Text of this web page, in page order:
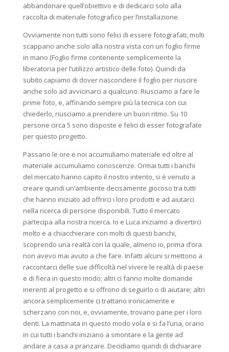
abbandonare quell’obiettivo e di dedicarci solo alla
raccolta di materiale fotografico per l’installazione.
Ovviamente non tutti sono felici di essere fotografati, molti
scappano anche solo alla nostra vista con un foglio firme
in mano (Foglio firme contenente semplicemente la
liberatoria per l’utilizzo artistico delle foto). Quindi da
subito capiamo di dover nascondere il foglio per riuscire
anche solo ad avvicinarci a qualcuno. Riusciamo a fare le
prime foto, e, affinando sempre più la tecnica con cui
chiederlo, riusciamo a prendere un buon ritmo. Su 10
persone circa 5 sono disposte e felici di esser fotografate
per questo progetto.
Passano le ore e noi accumuliamo materiale ed oltre al
materiale accumuliamo conoscenze. Ormai tutti i banchi
del mercato hanno capito il nostro intento, si è venuto a
creare quindi un’ambiente decisamente giocoso tra tutti
che hanno iniziato ad offrirci i loro prodotti e ad aiutarci
nella ricerca di persone disponibili. Tutto il mercato
partecipa alla nostra ricerca. Io e Luca iniziamo a divertirci
molto e a chiacchierare con molti di questi banchi,
scoprendo una realtà con la quale, almeno io, prima d’ora
non avevo mai avuto a che fare. Infatti alcuni si mettono a
raccontarci delle sue difficoltà nel vivere le realtà di paese
e di fiera in questo modo; altri ci fanno molte domande
inerenti al progetto e si offrono di seguirlo o di aiutare; altri
ancora semplicemente ci trattano ironicamente e
scherzano con noi, e, ovviamente, trovano pane per i loro
denti. La mattinata in questo modo vola e si fa l’una, orario
in cui tutti i banchi iniziano a smontare e la gente ad
andare a casa a pranzare. Decidiamo quindi di dichiarare